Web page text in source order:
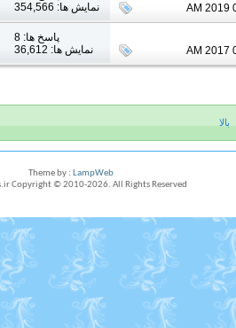
نمایش ها: 354,566
پاسخ ها: 8
نمایش ها: 36,612
بالا
Theme by : LampWeb
Copyright © 2010-2026. All Rights Reserved